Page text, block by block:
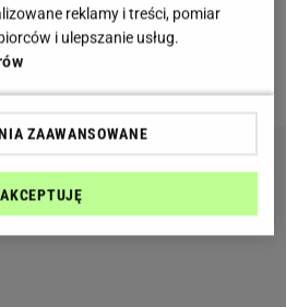
Jak powinien
wybranej przez nas
treningu.
reklamy i treści, pomiar
i ulepszanie usług.
ZAAWANSOWANE
AKCEPTUJĘ